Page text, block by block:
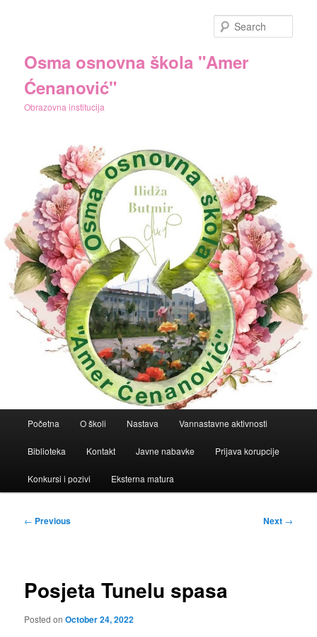
Osma osnovna škola "Amer
Ćenanović"
Obrazovna institucija
Početna O školi Nastava Vannastavne aktivnosti
Biblioteka Kontakt Javne nabavke Prijava korupcije
Konkursi i pozivi Eksterna matura
Post
← Previous Next →
Posjeta Tunelu spasa
Posted onOctober 24, 2022